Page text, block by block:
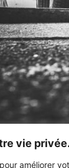
vie privée.
améliorer
avec
pouvez